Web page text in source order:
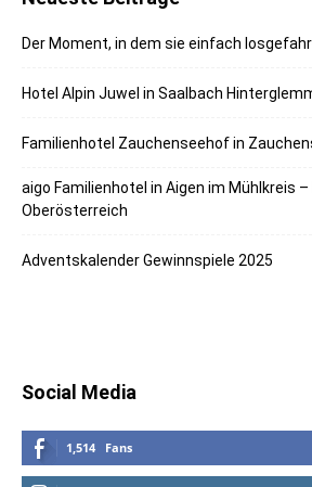
Der Moment, in dem sie einfach
Hotel Alpin Juwel in Saalbach
Familienhotel Zauchenseehof in
aigo Familienhotel in Aigen im Mühlkreis
Oberösterreich
Adventskalender Gewinnspiele 2025
Social Media
1,514 Fans